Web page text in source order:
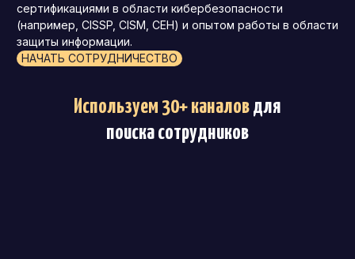
сертификациями в области кибербезопасности
(например, CISSP, CISM, CEH) и опытом работы в области
защиты информации.
НАЧАТЬ СОТРУДНИЧЕСТВО
Используем 30+ каналовдля
поиска сотрудников